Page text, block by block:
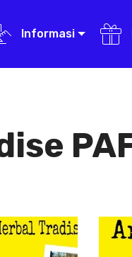
Informasi